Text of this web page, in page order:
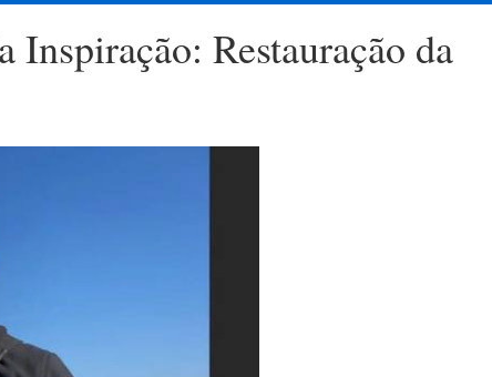
Inspiração: Restauração da